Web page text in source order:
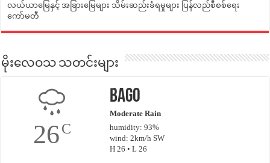
လယ်ယာမြေနှင့် အခြားမြေများ သိမ်းဆည်းခံရမှုများ ပြန်လည်စီစစ်ရေး
ကော်မတီ
မိုးလေဝသ သတင်းများ
26C
Bago
Moderate Rain
humidity: 93%
wind: 2km/h SW
H 26 • L 26